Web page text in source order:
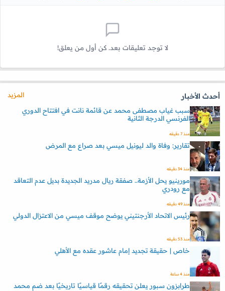
لا توجد تعليقات بعد. كن أول من يعلق!
أحدث الأخبار
المزيد
سبب غياب مصطفى محمد عن قائمة نانت في افتتاح الدوري
الفرنسي الدرجة الثانية
منذ 7 دقيقه
تقارير: وفاة والد ليونيل ميسي بعد صراع مع المرض
منذ 34 دقيقه
مورينيو يحل الأزمة.. صفقة ريال مدريد الجديدة بديل عدم التعاقد
مع رودري
منذ 49 دقيقه
رئيس الاتحاد الأرجنتيني يوضح موقف ميسي من الاعتزال الدولي
منذ 53 دقيقه
خاص | حقيقة تجديد إمام عاشور عقده مع الأهلي
منذ 4 ساعة
طرابزون سبور يعلن تحقيقه رقمًا قياسيًا تاريخيًا بعد ضم محمد